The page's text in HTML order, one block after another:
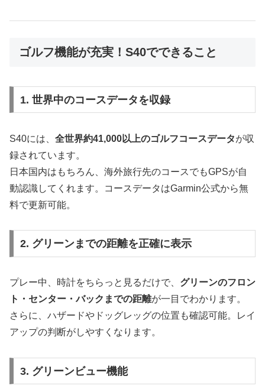
ゴルフ機能が充実！S40でできること
1. 世界中のコースデータを収録
S40には、 全世界約41,000以上のゴルフコースデータが収
録されています。
日本国内はもちろん、海外旅行先のコースでもGPSが自
動認識してくれます。コースデータはGarmin公式から無
料で更新可能。
2. グリーンまでの距離を正確に表示
プレー中、時計をちらっと見るだけで、 グリーンのフロン
ト・センター・バックまでの距離が一目でわかります。
さらに、ハザードやドッグレッグの位置も確認可能。レイ
アップの判断がしやすくなります。
3. グリーンビュー機能